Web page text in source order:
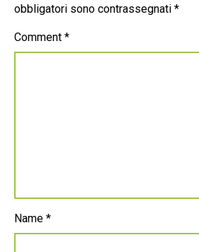
obbligatori sono contrassegnati *
Comment *
Name *